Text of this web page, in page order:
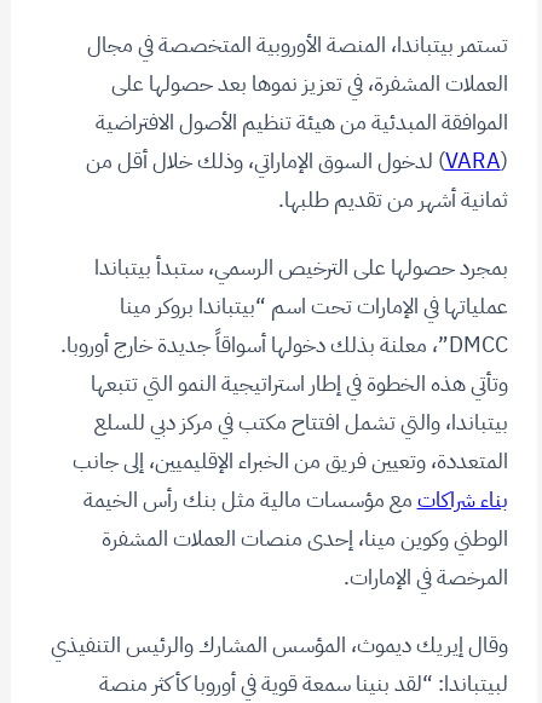
تستمر بيتباندا، المنصة الأوروبية المتخصصة في مجال
العملات المشفرة، في تعزيز نموها بعد حصولها على
الموافقة المبدئية من هيئة تنظيم الأصول الافتراضية
(
VARA) لدخول السوق الإماراتي، وذلك خلال أقل من
ثمانية أشهر من تقديم طلبها.
بمجرد حصولها على الترخيص الرسمي، ستبدأ بيتباندا
عملياتها في الإمارات تحت اسم “بيتباندا بروكر مينا
DMCC”، معلنة بذلك دخولها أسواقاً جديدة خارج أوروبا.
وتأتي هذه الخطوة في إطار استراتيجية النمو التي تتبعها
بيتباندا، والتي تشمل افتتاح مكتب في مركز دبي للسلع
المتعددة، وتعيين فريق من الخبراء الإقليميين، إلى جانب
بناء شراكاتمع مؤسسات مالية مثل بنك رأس الخيمة
الوطني وكوين مينا، إحدى منصات العملات المشفرة
المرخصة في الإمارات.
وقال إيريك ديموث، المؤسس المشارك والرئيس التنفيذي
لبيتباندا: “لقد بنينا سمعة قوية في أوروبا كأكثر منصة